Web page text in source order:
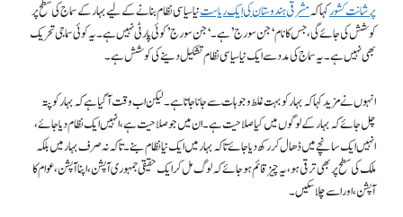
پرشانت کشورکہا کہمشرقی ہندوستان کی ایک ریاستنیا سیاسی نظام بنانے کے لیے بہار کے سماج کی سطح پر
کوشش کی جائے گی، جس کا نام ‘جن سورج’ ہے۔ ‘جن سورج’ کوئی پارٹی نہیں ہے۔ یہ کوئی سماجی تحریک
بھی نہیں ہے۔ یہ سماج کی مدد سے ایک نیا سیاسی نظام تشکیل دینے کی کوشش ہے۔
انہوں نے مزید کہا کہ بہار کو بہت غلط وجوہات سے جانا جاتا ہے۔ لیکن اب وقت آگیا ہے کہ بہار کو پتہ
چل جائے کہ بہار کے لوگوں میں کیا صلاحیت ہے۔ ان میں جو صلاحیت ہے، انہیں ایک نظام دیا جائے،
انہیں ایک سانچے میں ڈھال کر رکھ دیا جائے تاکہ بہار میں ایک نیا نظام بنے۔ تاکہ نہ صرف بہار میں بلکہ
ملک کی سطح پر بھی ترقی ہو، یہ چیز قائم ہو جائے کہ لوگ مل کر ایک حقیقی جمہوری آپشن، اپنا آپشن، عوام کا
آپشن، اور اسے چلا سکیں۔